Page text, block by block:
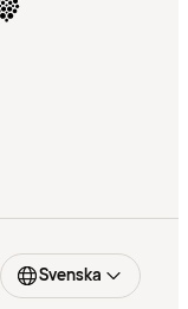
Svenska